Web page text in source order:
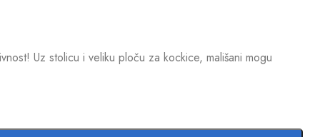
Uz stolicu i veliku ploču za kockice, mališani mogu